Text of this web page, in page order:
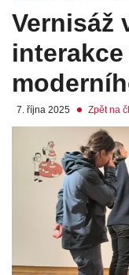
Vernisáž
7. října 2025 Zpět na